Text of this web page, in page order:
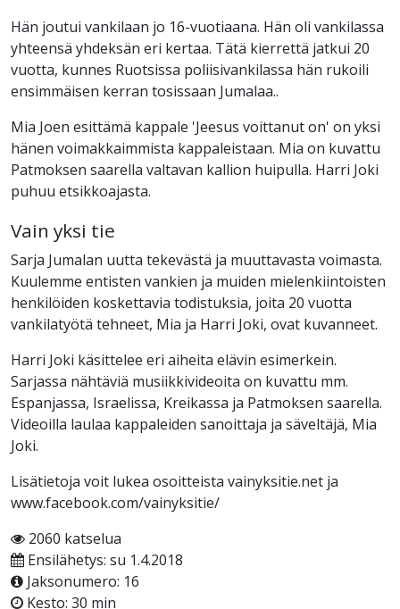
Hän joutui vankilaan jo 16-vuotiaana. Hän oli vankilassa
yhteensä yhdeksän eri kertaa. Tätä kierrettä jatkui 20
vuotta, kunnes Ruotsissa poliisivankilassa hän rukoili
ensimmäisen kerran tosissaan Jumalaa..
Mia Joen esittämä kappale 'Jeesus voittanut on' on yksi
hänen voimakkaimmista kappaleistaan. Mia on kuvattu
Patmoksen saarella valtavan kallion huipulla. Harri Joki
puhuu etsikkoajasta.
Vain yksi tie
Sarja Jumalan uutta tekevästä ja muuttavasta voimasta.
Kuulemme entisten vankien ja muiden mielenkiintoisten
henkilöiden koskettavia todistuksia, joita 20 vuotta
vankilatyötä tehneet, Mia ja Harri Joki, ovat kuvanneet.
Harri Joki käsittelee eri aiheita elävin esimerkein.
Sarjassa nähtäviä musiikkivideoita on kuvattu mm.
Espanjassa, Israelissa, Kreikassa ja Patmoksen saarella.
Videoilla laulaa kappaleiden sanoittaja ja säveltäjä, Mia
Joki.
Lisätietoja voit lukea osoitteista vainyksitie.net ja
www.facebook.com/vainyksitie/
2060 katselua
Ensilähetys: su 1.4.2018
Jaksonumero: 16
Kesto: 30 min